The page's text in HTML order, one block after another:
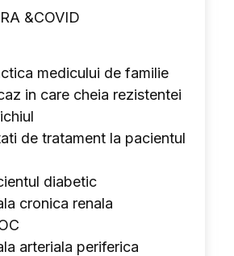
&COVID
medicului de familie
in care cheia rezistentei
de tratament la pacientul
diabetic
cronica renala
arteriala periferica